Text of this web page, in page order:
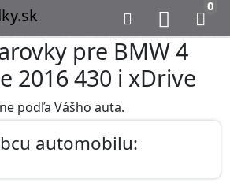
0
pre BMW 4
2016 430 i xDrive
podľa Vášho auta.
automobilu: